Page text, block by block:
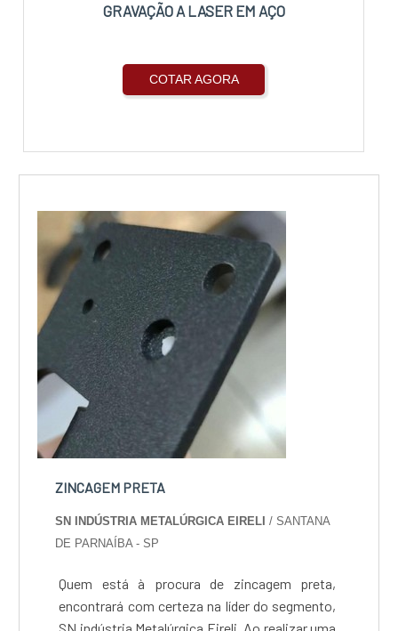
GRAVAÇÃO A LASER EM AÇO
COTAR AGORA
ZINCAGEM PRETA
SN INDÚSTRIA METALÚRGICA EIRELI/ SANTANA
DE PARNAÍBA - SP
Quem está à procura de zincagem preta,
encontrará com certeza na líder do segmento,